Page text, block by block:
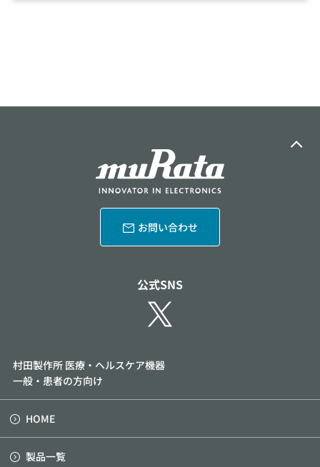
お問い合わせ
公式SNS
村田製作所 医療・ヘルスケア機器
一般・患者の方向け
HOME
製品一覧